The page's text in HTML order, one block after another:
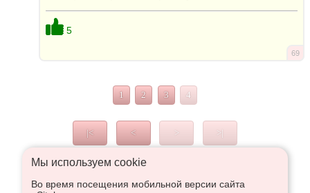
5
69
1 2 3 4
|< < > >|
Что высказаться в Рупор, необходимо войти или
Мы используем сookie
Во время посещения мобильной версии сайта